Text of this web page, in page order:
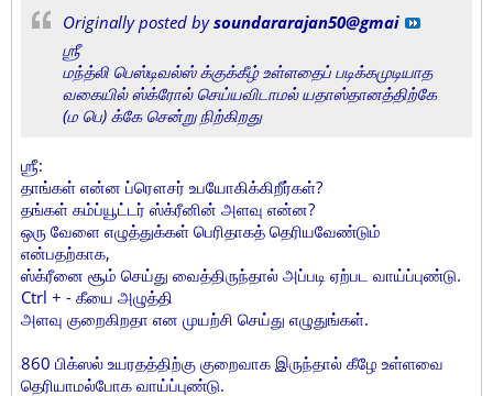
Originally posted bysoundararajan50@gmai
ஶ்ரீ
மந்த்லி பெஸ்டிவல்ஸ் க்குக்கீழ் உள்ளதைப் படிக்கமுடியாத
வகையில் ஸ்க்ரோல் செய்யவிடாமல் யதாஸ்தானத்திற்கே
(ம பெ) க்கே சென்று நிற்கிறது
ஶ்ரீ:
தாங்கள் என்ன ப்ரௌசர் உபயோகிக்கிறீர்கள்?
தங்கள் கம்ப்யூட்டர் ஸ்க்ரீனின் அளவு என்ன?
ஒரு வேளை எழுத்துக்கள் பெரிதாகத் தெரியவேண்டும்
என்பதற்காக,
ஸ்க்ரீனை சூம் செய்து வைத்திருந்தால் அப்படி ஏற்பட வாய்ப்புண்டு.
Ctrl + - கீயை அழுத்தி
அளவு குறைகிறதா என முயற்சி செய்து எழுதுங்கள்.
860 பிக்ஸல் உயரதத்திற்கு குறைவாக இருந்தால் கீழே உள்ளவை
தெரியாமல்போக வாய்ப்புண்டு.